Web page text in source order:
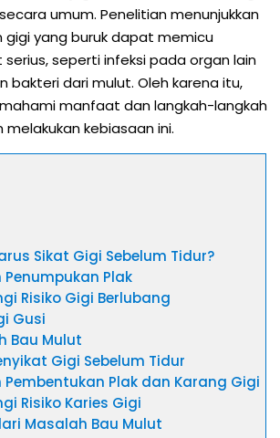
umum. Penelitian menunjukkan
gigi yang buruk dapat memicu
seperti infeksi pada organ lain
bakteri dari mulut. Oleh karena itu,
manfaat dan langkah-langkah
kebiasaan ini.
Sikat Gigi Sebelum Tidur?
Penumpukan Plak
Risiko Gigi Berlubang
Gusi
Bau Mulut
Gigi Sebelum Tidur
Pembentukan Plak dan Karang Gigi
Risiko Karies Gigi
Masalah Bau Mulut